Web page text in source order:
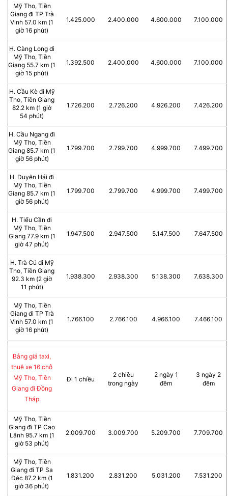
Mỹ Tho, Tiền
Giang đi TP Trà
Vinh 57.0 km (1
giờ 16 phút)
1.425.000 2.400.000 4.600.000 7.100.000
H. Càng Long đi
Mỹ Tho, Tiền
Giang 55.7 km (1
giờ 15 phút)
1.392.500 2.400.000 4.600.000 7.100.000
H. Cầu Kè đi Mỹ
Tho, Tiền Giang
82.2 km (1 giờ
54 phút)
1.726.200 2.726.200 4.926.200 7.426.200
H. Cầu Ngang đi
Mỹ Tho, Tiền
Giang 85.7 km (1
giờ 56 phút)
1.799.700 2.799.700 4.999.700 7.499.700
H. Duyên Hải đi
Mỹ Tho, Tiền
Giang 85.7 km (1
giờ 56 phút)
1.799.700 2.799.700 4.999.700 7.499.700
H. Tiểu Cần đi
Mỹ Tho, Tiền
Giang 77.9 km (1
giờ 47 phút)
1.947.500 2.947.500 5.147.500 7.647.500
H. Trà Cú đi Mỹ
Tho, Tiền Giang
92.3 km (2 giờ
11 phút)
1.938.300 2.938.300 5.138.300 7.638.300
Mỹ Tho, Tiền
Giang đi TP Trà
Vinh 57.0 km (1
giờ 16 phút)
1.766.100 2.766.100 4.966.100 7.466.100
Bảng giá taxi,
thuê xe 16 chỗ
Mỹ Tho, Tiền
Giang đi Đồng
Tháp
Đi 1 chiều
2 chiều
trong ngày
2 ngày 1
đêm
3 ngày 2
đêm
Mỹ Tho, Tiền
Giang đi TP Cao
Lãnh 95.7 km (1
giờ 53 phút)
2.009.700 3.009.700 5.209.700 7.709.700
Mỹ Tho, Tiền
Giang đi TP Sa
Đéc 87.2 km (1
giờ 36 phút)
1.831.200 2.831.200 5.031.200 7.531.200